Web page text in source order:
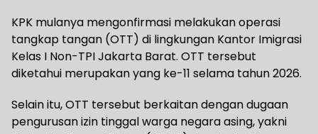
KPK mulanya mengonfirmasi melakukan operasi
tangkap tangan (OTT) di lingkungan Kantor Imigrasi
Kelas I Non-TPI Jakarta Barat. OTT tersebut
diketahui merupakan yang ke-11 selama tahun 2026.
Selain itu, OTT tersebut berkaitan dengan dugaan
pengurusan izin tinggal warga negara asing, yakni